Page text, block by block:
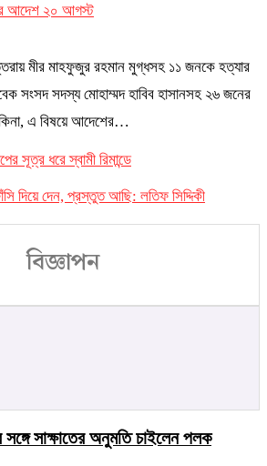
আদেশ ২০ আগস্ট
মীর মাহফুজুর রহমান মুগ্ধসহ ১১ জনকে হত্যার
সংসদ সদস্য মোহাম্মদ হাবিব হাসানসহ ২৬ জনের
এ বিষয়ে আদেশের…
সূত্র ধরে স্বামী রিমান্ডে
দিয়ে দেন, প্রস্তুত আছি: লতিফ সিদ্দিকী
বিজ্ঞাপন
সাক্ষাতের অনুমতি চাইলেন পলক